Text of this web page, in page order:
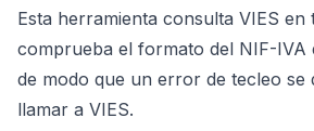
Esta herramienta consulta VIES en
comprueba el formato del NIF-IVA
de modo que un error de tecleo se
llamar a VIES.